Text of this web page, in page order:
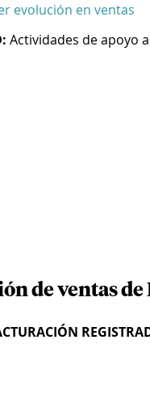
evolución en ventas
Actividades de apoyo
de ventas de